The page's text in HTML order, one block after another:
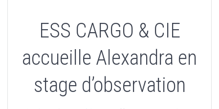
ESS CARGO & CIE
accueille Alexandra en
stage d’observation